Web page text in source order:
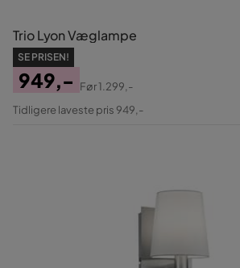
Trio Lyon Væglampe
SE PRISEN!
Pris
949,-
Original
Før1.299,-
Tidligere laveste pris 949,-